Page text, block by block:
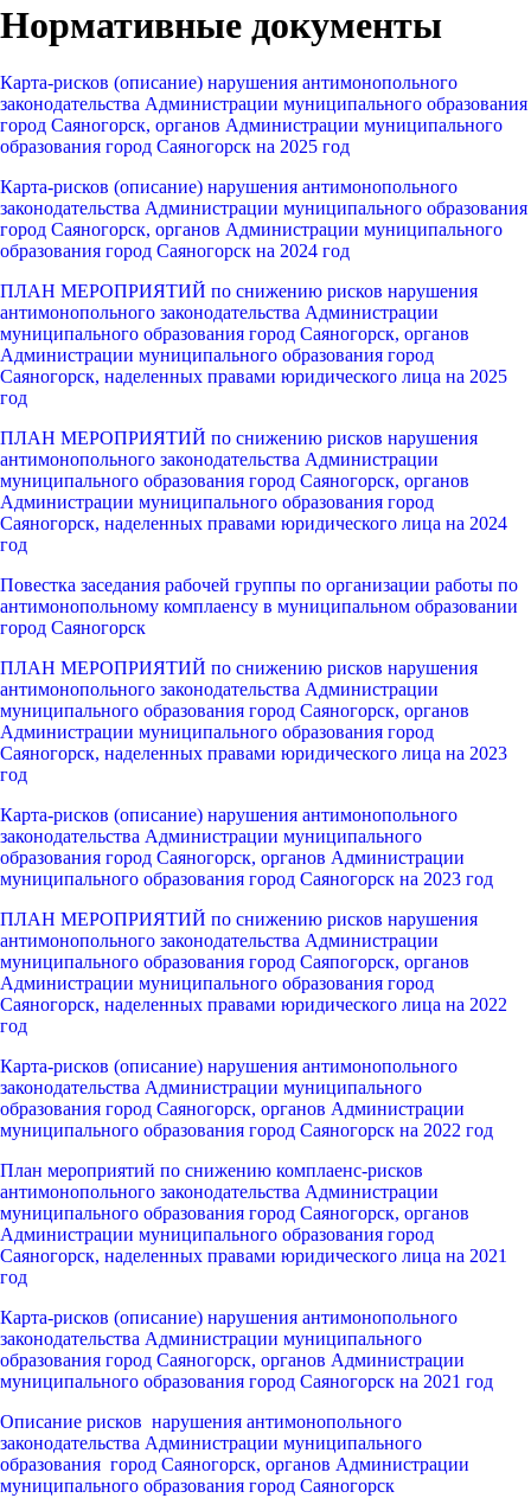
Нормативные документы
Карта-рисков (описание) нарушения антимонопольного
законодательства Администрации муниципального образования
город Саяногорск, органов Администрации муниципального
образования город Саяногорск на 2025 год
Карта-рисков (описание) нарушения антимонопольного
законодательства Администрации муниципального образования
город Саяногорск, органов Администрации муниципального
образования город Саяногорск на 2024 год
ПЛАН МЕРОПРИЯТИЙ по снижению рисков нарушения
антимонопольного законодательства Администрации
муниципального образования город Саяногорск, органов
Администрации муниципального образования город
Саяногорск, наделенных правами юридического лица на 2025
год
ПЛАН МЕРОПРИЯТИЙ по снижению рисков нарушения
антимонопольного законодательства Администрации
муниципального образования город Саяногорск, органов
Администрации муниципального образования город
Саяногорск, наделенных правами юридического лица на 2024
год
Повестка заседания рабочей группы по организации работы по
антимонопольному комплаенсу в муниципальном образовании
город Саяногорск
ПЛАН МЕРОПРИЯТИЙ по снижению рисков нарушения
антимонопольного законодательства Администрации
муниципального образования город Саяногорск, органов
Администрации муниципального образования город
Саяногорск, наделенных правами юридического лица на 2023
год
Карта-рисков (описание) нарушения антимонопольного
законодательства Администрации муниципального
образования город Саяногорск, органов Администрации
муниципального образования город Саяногорск на 2023 год
ПЛАН МЕРОПРИЯТИЙ по снижению рисков нарушения
антимонопольного законодательства Администрации
муниципального образования город Саяпогорск, органов
Администрации муниципального образования город
Саяногорск, наделенных правами юридического лица на 2022
год
Карта-рисков (описание) нарушения антимонопольного
законодательства Администрации муниципального
образования город Саяногорск, органов Администрации
муниципального образования город Саяногорск на 2022 год
План мероприятий по снижению комплаенс-рисков
антимонопольного законодательства Администрации
муниципального образования город Саяногорск, органов
Администрации муниципального образования город
Саяногорск, наделенных правами юридического лица на 2021
год
Карта-рисков (описание) нарушения антимонопольного
законодательства Администрации муниципального
образования город Саяногорск, органов Администрации
муниципального образования город Саяногорск на 2021 год
Описание рисков нарушения антимонопольного
законодательства Администрации муниципального
образования город Саяногорск, органов Администрации
муниципального образования город Саяногорск